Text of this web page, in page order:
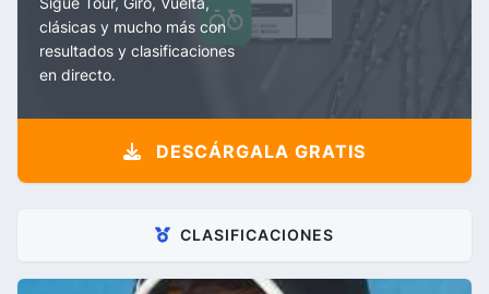
clásicas y mucho más con
resultados y clasificaciones
en directo.
DESCÁRGALA GRATIS
CLASIFICACIONES